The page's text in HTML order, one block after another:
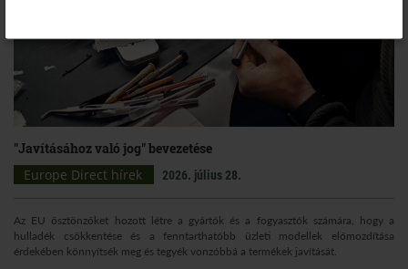
"Javításához való jog" bevezetése
Europe Direct hírek
2026. július 28.
Az EU ösztönzőket hozott létre a gyártók és a fogyasztók számára, hogy a
hulladék csökkentése és a fenntarthatóbb üzleti modellek előmozdítása
érdekében könnyítsék meg és tegyék vonzóbbá a termékek javítását.